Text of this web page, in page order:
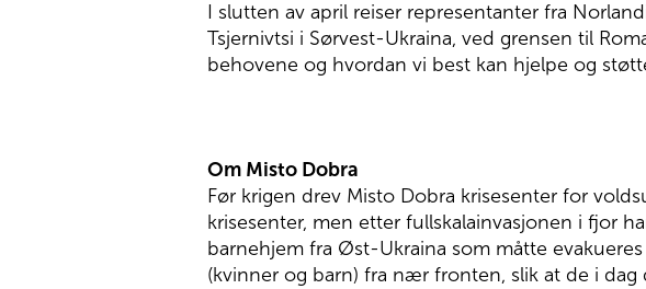
I slutten av april reiser representanter fra
Tsjernivtsi i Sørvest-Ukraina, ved grensen til
behovene og hvordan vi best kan hjelpe og
Om Misto Dobra
Før krigen drev Misto Dobra krisesenter for
krisesenter, men etter fullskalainvasjonen i fjor
barnehjem fra Øst-Ukraina som måtte
(kvinner og barn) fra nær fronten, slik at de i